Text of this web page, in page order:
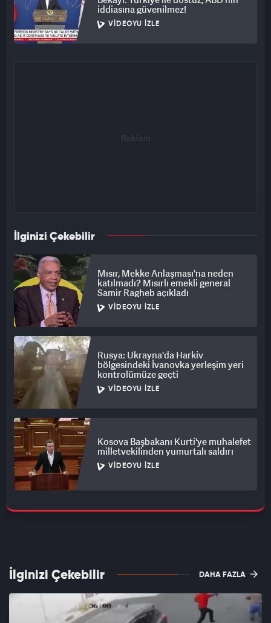
iddiasına güvenilmez!
VIDEOYU İZLE
İlginizi Çekebilir
Mısır, Mekke Anlaşması'na neden
katılmadı? Mısırlı emekli general
Samir Ragheb açıkladı
VIDEOYU İZLE
Rusya: Ukrayna'da Harkiv
bölgesindeki İvanovka yerleşim yeri
kontrolümüze geçti
VIDEOYU İZLE
Kosova Başbakanı Kurti'ye muhalefet
milletvekilinden yumurtalı saldırı
VIDEOYU İZLE
İlginizi Çekebilir DAHA FAZLA